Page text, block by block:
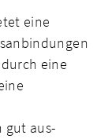
eine
eine
gut aus­